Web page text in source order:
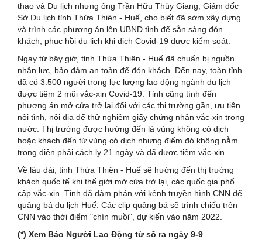
thao và Du lịch nhưng ông Trần Hữu Thùy Giang, Giám đốc
Sở Du lịch tỉnh Thừa Thiên - Huế, cho biết đã sớm xây dựng
và trình các phương án lên UBND tỉnh để sẵn sàng đón
khách, phục hồi du lịch khi dịch Covid-19 được kiểm soát.
Ngay từ bây giờ, tỉnh Thừa Thiên - Huế đã chuẩn bị nguồn
nhân lực, bảo đảm an toàn để đón khách. Đến nay, toàn tỉnh
đã có 3.500 người trong lực lượng lao động ngành du lịch
được tiêm 2 mũi vắc-xin Covid-19. Tỉnh cũng tính đến
phương án mở cửa trở lại đối với các thị trường gần, ưu tiên
nội tỉnh, nội địa để thử nghiệm giấy chứng nhận vắc-xin trong
nước. Thị trường được hướng đến là vùng không có dịch
hoặc khách đến từ vùng có dịch nhưng điểm đó không nằm
trong diện phải cách ly 21 ngày và đã được tiêm vắc-xin.
Về lâu dài, tỉnh Thừa Thiên - Huế sẽ hướng đến thị trường
khách quốc tế khi thế giới mở cửa trở lại, các quốc gia phổ
cập vắc-xin. Tỉnh đã đàm phán với kênh truyền hình CNN để
quảng bá du lịch Huế. Các clip quảng bá sẽ trình chiếu trên
CNN vào thời điểm "chín muồi", dự kiến vào năm 2022.
(*) Xem Báo Người Lao Động từ số ra ngày 9-9